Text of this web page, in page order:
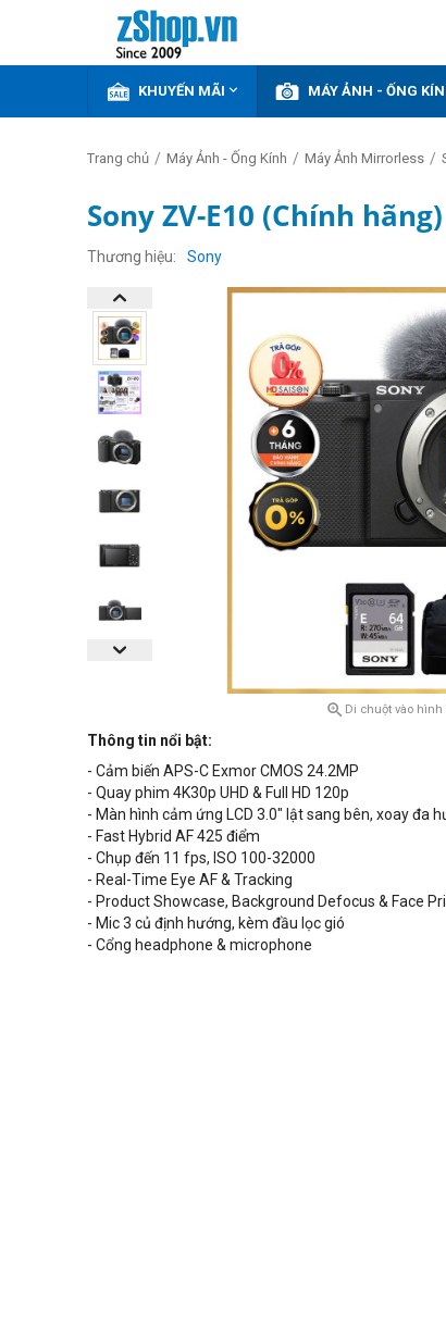
KHUYẾN MÃI  MÁY ẢNH - ỐNG
Trang chủ / Máy Ảnh - Ống Kính / Máy Ảnh Mirrorless /
Sony ZV-E10 (Chính
Thương hiệu Sony
 Di chuột vào
Thông tin nổi bật:
- Cảm biến APS-C Exmor CMOS 24.2MP
- Quay phim 4K30p UHD & Full HD 120p
- Màn hình cảm ứng LCD 3.0" lật sang bên, xoay đa
- Fast Hybrid AF 425 điểm
- Chụp đến 11 fps, ISO 100-32000
- Real-Time Eye AF & Tracking
- Product Showcase, Background Defocus & Face
- Mic 3 củ định hướng, kèm đầu lọc gió
- Cổng headphone & microphone